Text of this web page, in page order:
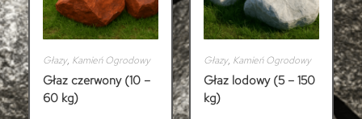
Głazy, Kamień Ogrodowy
Głaz czerwony (10 –
60 kg)
Głazy, Kamień Ogrodowy
Głaz lodowy (5 – 150
kg)